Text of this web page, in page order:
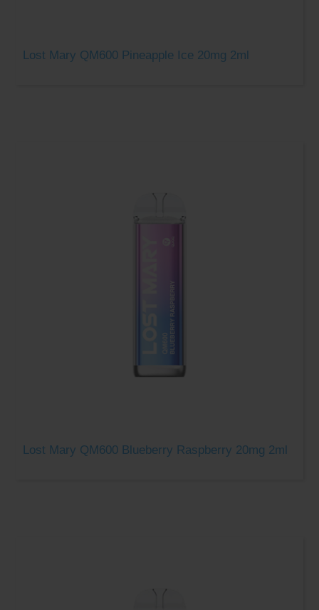
Lost Mary QM600 Pineapple Ice 20mg 2ml
Lost Mary QM600 Blueberry Raspberry 20mg 2ml